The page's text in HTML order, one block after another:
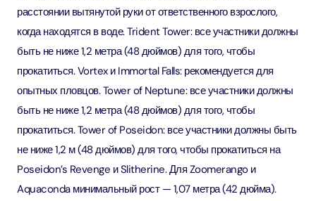
расстоянии вытянутой руки от ответственного взрослого,
когда находятся в воде. Trident Tower: все участники должны
быть не ниже 1,2 метра (48 дюймов) для того, чтобы
прокатиться. Vortex и Immortal Falls: рекомендуется для
опытных пловцов. Tower of Neptune: все участники должны
быть не ниже 1,2 метра (48 дюймов) для того, чтобы
прокатиться. Tower of Poseidon: все участники должны быть
не ниже 1,2 м (48 дюймов) для того, чтобы прокатиться на
Poseidon’s Revenge и Slitherine. Для Zoomerango и
Aquaconda минимальный рост — 1,07 метра (42 дюйма).